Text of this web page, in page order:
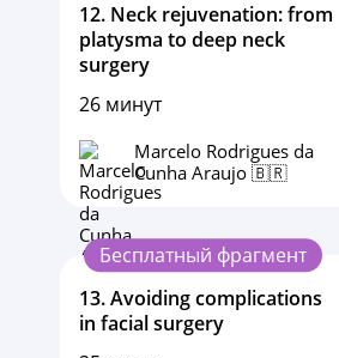
12. Neck rejuvenation: from
platysma to deep neck
surgery
26 минут
Marcelo Rodrigues da
Cunha Araujo 🇧🇷
Бесплатный фрагмент
13.Avoiding complications
in facial surgery